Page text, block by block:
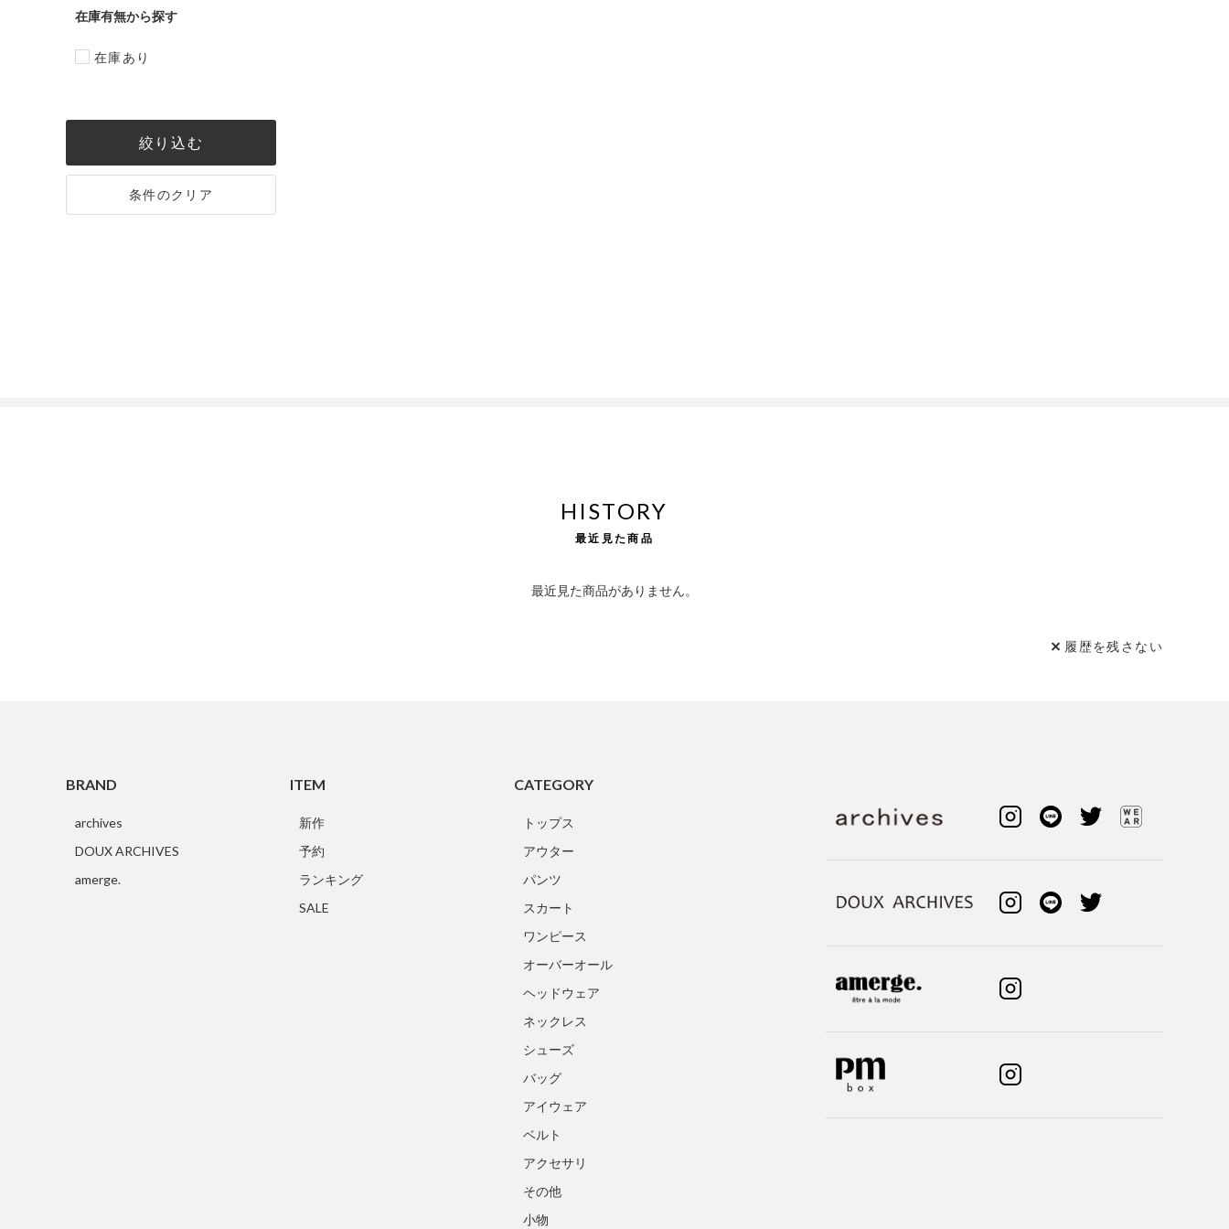
在庫有無
在庫あり
絞り込む
条件のクリア
HISTORY
最近見た商品
最近見た商品がありません。
履歴を残さない
BRAND
archives
DOUX ARCHIVES
amerge.
ITEM
新作
予約
ランキング
SALE
CATEGORY
トップス
アウター
パンツ
スカート
ワンピース
オーバーオール
ヘッドウェア
ネックレス
シューズ
バッグ
アイウェア
ベルト
アクセサリ
その他
小物